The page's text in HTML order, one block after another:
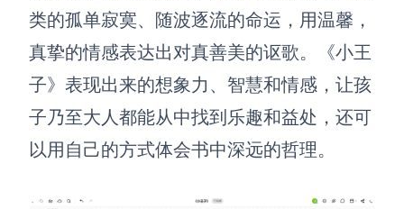
类的孤单寂寞、随波逐流的命运，用温馨，
真挚的情感表达出对真善美的讴歌。《小王
子》表现出来的想象力、智慧和情感，让孩
子乃至大人都能从中找到乐趣和益处，还可
以用自己的方式体会书中深远的哲理。